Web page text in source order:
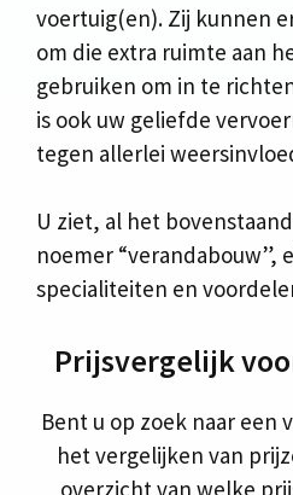
voertuig(en). Zij kunnen
om die extra ruimte aan
gebruiken om in te
is ook uw geliefde
tegen allerlei
U ziet, al het
noemer “verandabouw”,
specialiteiten en
Prijsvergelijk
Bent u op zoek naar een
het vergelijken van
overzicht van welke